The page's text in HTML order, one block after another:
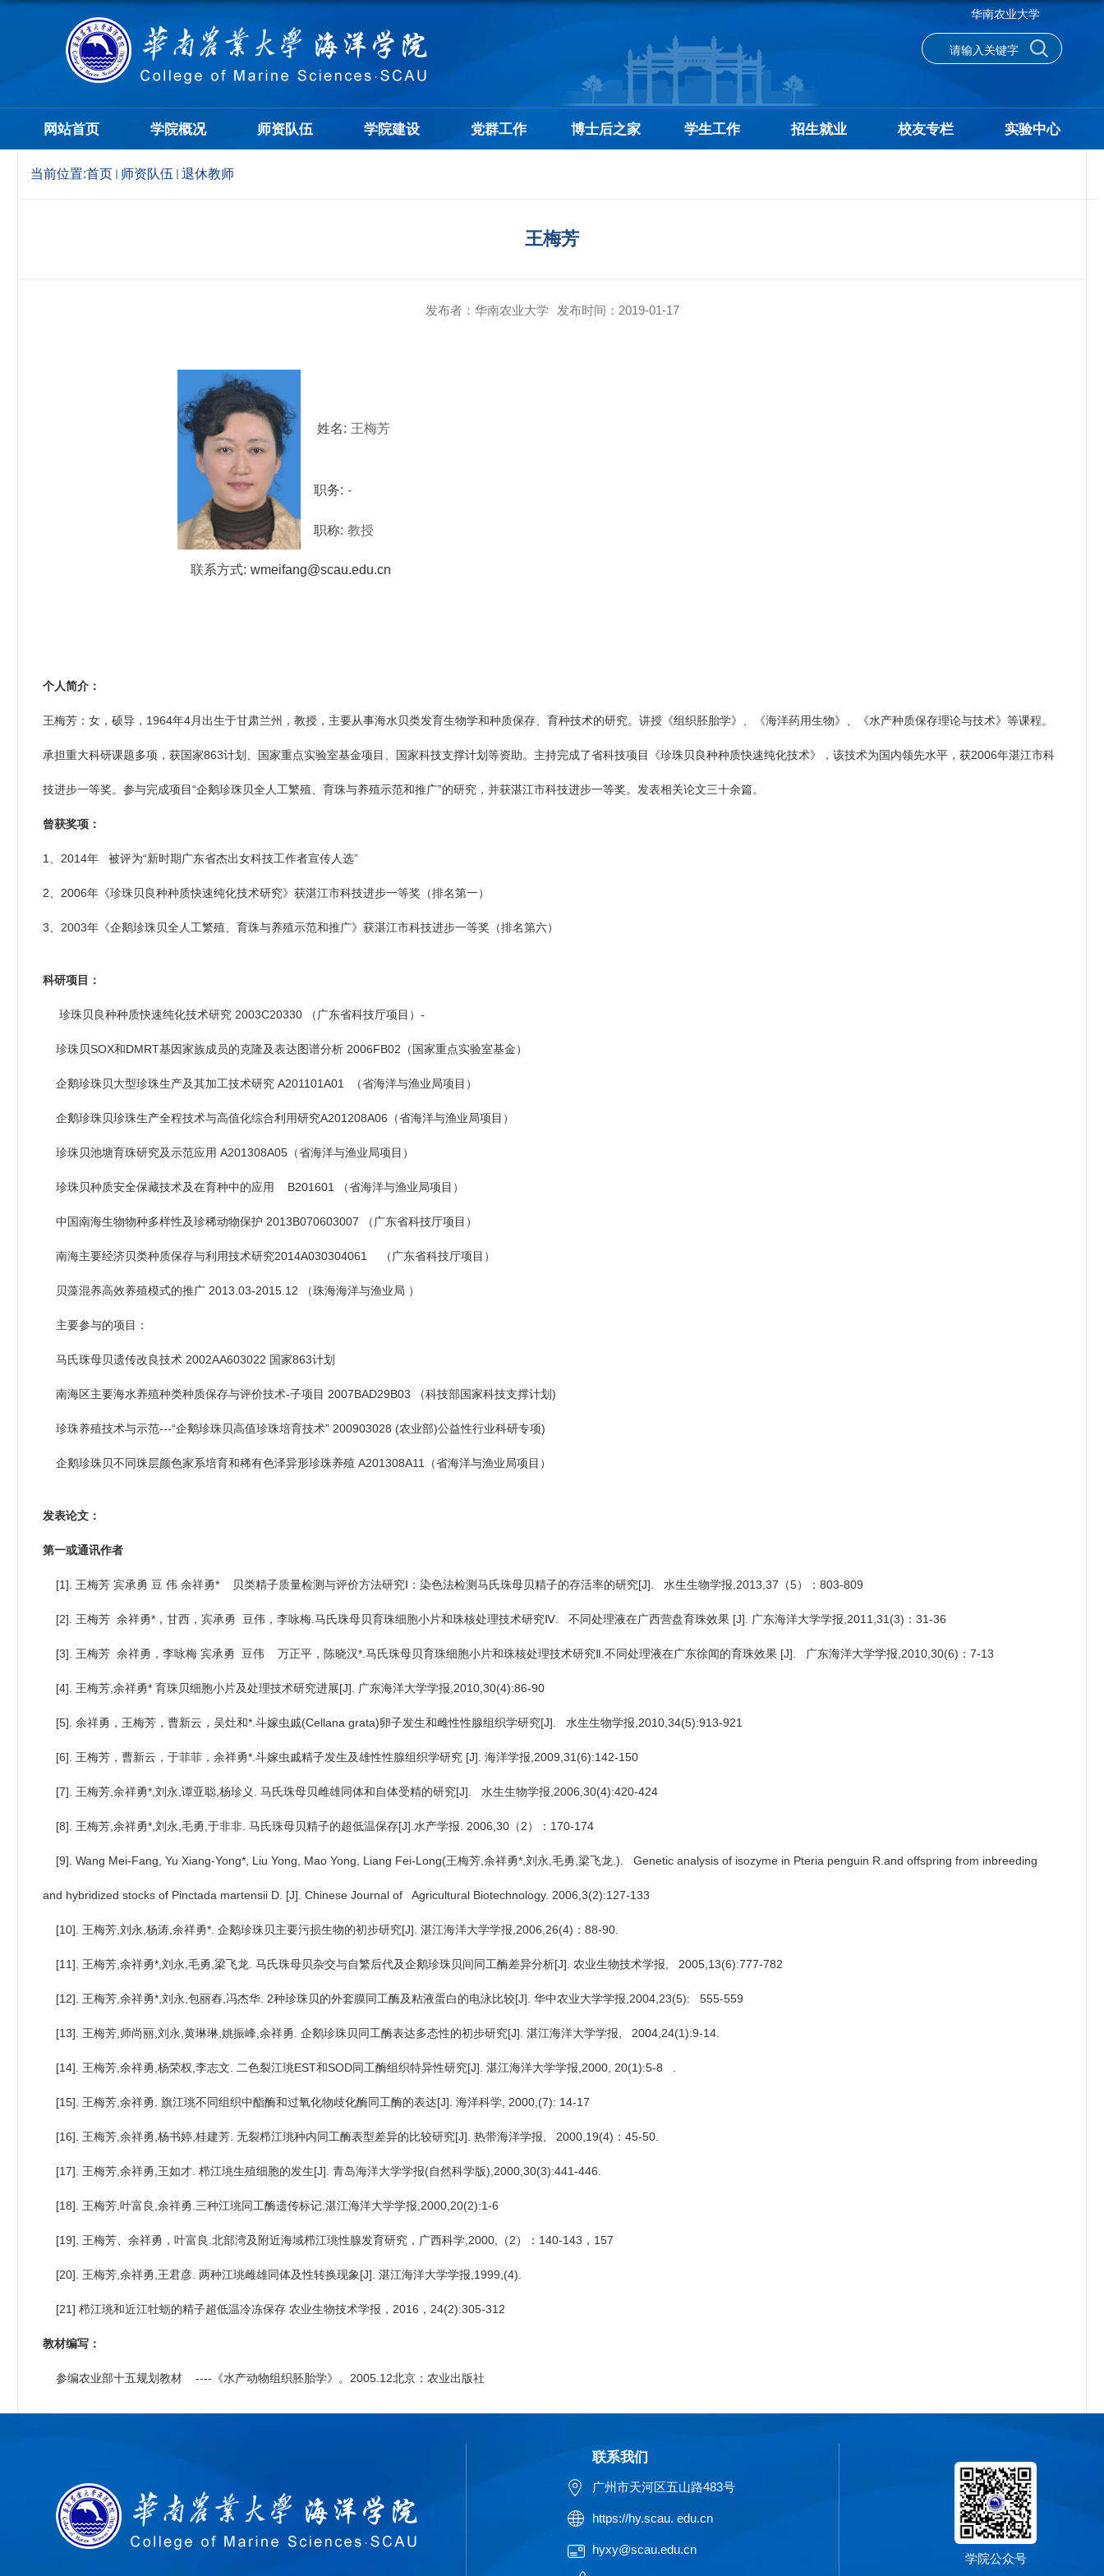
华南农业大学
网站首页 学院概况 师资队伍 学院建设 党群工作 博士后之家 学生工作 招生就业 校友专栏 实验中心
当前位置:首页 师资队伍 退休教师
王梅芳
发布者：华南农业大学 发布时间：2019-01-17
姓名: 王梅芳
职务: -
职称: 教授
联系方式: wmeifang@scau.edu.cn
个人简介：
王梅芳：女，硕导，1964年4月出生于甘肃兰州，教授，主要从事海水贝类发育生物学和种质保存、育种技术的研究。讲授《组织胚胎学》、《海洋药用生物》、《水产种质保存理论与技术》等课程。
承担重大科研课题多项，获国家863计划、国家重点实验室基金项目、国家科技支撑计划等资助。主持完成了省科技项目《珍珠贝良种种质快速纯化技术》，该技术为国内领先水平，获2006年湛江市科
技进步一等奖。参与完成项目“企鹅珍珠贝全人工繁殖、育珠与养殖示范和推广”的研究，并获湛江市科技进步一等奖。发表相关论文三十余篇。
曾获奖项：
1、2014年 被评为“新时期广东省杰出女科技工作者宣传人选”
2、2006年《珍珠贝良种种质快速纯化技术研究》获湛江市科技进步一等奖（排名第一）
3、2003年《企鹅珍珠贝全人工繁殖、育珠与养殖示范和推广》获湛江市科技进步一等奖（排名第六）
科研项目：
珍珠贝良种种质快速纯化技术研究 2003C20330 （广东省科技厅项目）-
珍珠贝SOX和DMRT基因家族成员的克隆及表达图谱分析 2006FB02（国家重点实验室基金）
企鹅珍珠贝大型珍珠生产及其加工技术研究 A201101A01 （省海洋与渔业局项目）
企鹅珍珠贝珍珠生产全程技术与高值化综合利用研究A201208A06（省海洋与渔业局项目）
珍珠贝池塘育珠研究及示范应用 A201308A05（省海洋与渔业局项目）
珍珠贝种质安全保藏技术及在育种中的应用 B201601 （省海洋与渔业局项目）
中国南海生物物种多样性及珍稀动物保护 2013B070603007 （广东省科技厅项目）
南海主要经济贝类种质保存与利用技术研究2014A030304061 （广东省科技厅项目）
贝藻混养高效养殖模式的推广 2013.03-2015.12 （珠海海洋与渔业局 ）
主要参与的项目：
马氏珠母贝遗传改良技术 2002AA603022 国家863计划
南海区主要海水养殖种类种质保存与评价技术-子项目 2007BAD29B03 （科技部国家科技支撑计划)
珍珠养殖技术与示范---“企鹅珍珠贝高值珍珠培育技术” 200903028 (农业部)公益性行业科研专项)
企鹅珍珠贝不同珠层颜色家系培育和稀有色泽异形珍珠养殖 A201308A11（省海洋与渔业局项目）
发表论文：
第一或通讯作者
[1]. 王梅芳 宾承勇 豆 伟 余祥勇* 贝类精子质量检测与评价方法研究Ⅰ：染色法检测马氏珠母贝精子的存活率的研究[J]. 水生生物学报,2013,37（5）：803-809
[2]. 王梅芳 余祥勇*，甘西，宾承勇 豆伟，李咏梅.马氏珠母贝育珠细胞小片和珠核处理技术研究Ⅳ. 不同处理液在广西营盘育珠效果 [J]. 广东海洋大学学报,2011,31(3)：31-36
[3]. 王梅芳 余祥勇，李咏梅 宾承勇 豆伟 万正平，陈晓汉*.马氏珠母贝育珠细胞小片和珠核处理技术研究Ⅱ.不同处理液在广东徐闻的育珠效果 [J]. 广东海洋大学学报,2010,30(6)：7-13
[4]. 王梅芳,余祥勇* 育珠贝细胞小片及处理技术研究进展[J]. 广东海洋大学学报,2010,30(4):86-90
[5]. 余祥勇，王梅芳，曹新云，吴灶和*.斗嫁虫戚(Cellana grata)卵子发生和雌性性腺组织学研究[J]. 水生生物学报,2010,34(5):913-921
[6]. 王梅芳，曹新云，于菲菲，余祥勇*.斗嫁虫戚精子发生及雄性性腺组织学研究 [J]. 海洋学报,2009,31(6):142-150
[7]. 王梅芳,余祥勇*,刘永,谭亚聪,杨珍义. 马氏珠母贝雌雄同体和自体受精的研究[J]. 水生生物学报,2006,30(4):420-424
[8]. 王梅芳,余祥勇*,刘永,毛勇,于非非. 马氏珠母贝精子的超低温保存[J].水产学报. 2006,30（2）：170-174
[9]. Wang Mei-Fang, Yu Xiang-Yong*, Liu Yong, Mao Yong, Liang Fei-Long(王梅芳,余祥勇*,刘永,毛勇,梁飞龙.). Genetic analysis of isozyme in Pteria penguin R.and offspring from inbreeding
and hybridized stocks of Pinctada martensii D. [J]. Chinese Journal of Agricultural Biotechnology. 2006,3(2):127-133
[10]. 王梅芳,刘永,杨涛,余祥勇*. 企鹅珍珠贝主要污损生物的初步研究[J]. 湛江海洋大学学报,2006,26(4)：88-90.
[11]. 王梅芳,余祥勇*,刘永,毛勇,梁飞龙. 马氏珠母贝杂交与自繁后代及企鹅珍珠贝间同工酶差异分析[J]. 农业生物技术学报, 2005,13(6):777-782
[12]. 王梅芳,余祥勇*,刘永,包丽舂,冯杰华. 2种珍珠贝的外套膜同工酶及粘液蛋白的电泳比较[J]. 华中农业大学学报,2004,23(5): 555-559
[13]. 王梅芳,师尚丽,刘永,黄琳琳,姚振峰,余祥勇. 企鹅珍珠贝同工酶表达多态性的初步研究[J]. 湛江海洋大学学报, 2004,24(1):9-14.
[14]. 王梅芳,余祥勇,杨荣权,李志文. 二色裂江珧EST和SOD同工酶组织特异性研究[J]. 湛江海洋大学学报,2000, 20(1):5-8 .
[15]. 王梅芳,余祥勇. 旗江珧不同组织中酯酶和过氧化物歧化酶同工酶的表达[J]. 海洋科学, 2000,(7): 14-17
[16]. 王梅芳,余祥勇,杨书婷,桂建芳. 无裂栉江珧种内同工酶表型差异的比较研究[J]. 热带海洋学报, 2000,19(4)：45-50.
[17]. 王梅芳,余祥勇,王如才. 栉江珧生殖细胞的发生[J]. 青岛海洋大学学报(自然科学版),2000,30(3):441-446.
[18]. 王梅芳,叶富良,余祥勇.三种江珧同工酶遗传标记.湛江海洋大学学报,2000,20(2):1-6
[19]. 王梅芳、余祥勇，叶富良.北部湾及附近海域栉江珧性腺发育研究，广西科学,2000,（2）：140-143，157
[20]. 王梅芳,余祥勇,王君彦. 两种江珧雌雄同体及性转换现象[J]. 湛江海洋大学学报,1999,(4).
[21] 栉江珧和近江牡蛎的精子超低温冷冻保存 农业生物技术学报，2016，24(2):305-312
教材编写：
参编农业部十五规划教材 ----《水产动物组织胚胎学》。2005.12北京：农业出版社
联系我们
广州市天河区五山路483号
https://hy.scau. edu.cn
hyxy@scau.edu.cn
学院公众号